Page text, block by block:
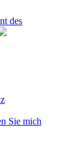
des
Sie mich